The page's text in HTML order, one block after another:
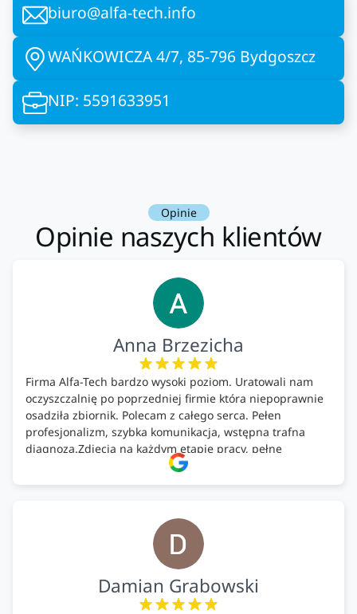
biuro@alfa-tech.info
WAŃKOWICZA 4/7, 85-796 Bydgoszcz
NIP: 5591633951
Opinie
Opinie naszych klientów
Anna Brzezicha
Firma Alfa-Tech bardzo wysoki poziom. Uratowali nam
oczyszczalnię po poprzedniej firmie która niepoprawnie
osadziła zbiornik. Polecam z całego serca. Pełen
profesjonalizm, szybka komunikacja, wstępna trafna
diagnoza.Zdjęcia na każdym etapie pracy, pełne
doradztwo.Dobrze wyszkoleni i znający się na rzeczy.
Podsumowując ekipa na wysokim poziomie, rzetelna.
Damian Grabowski